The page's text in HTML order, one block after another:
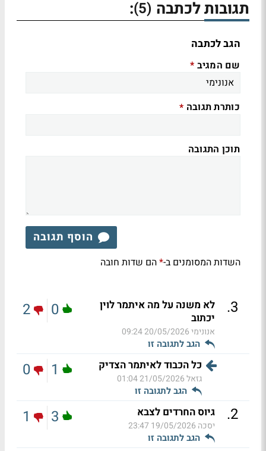
תגובות לכתבה (5)
:
הגב לכתבה
שם המגיב *
כותרת תגובה *
תוכן התגובה
הוסף תגובה
השדות המסומנים ב-*הם שדות חובה
3
.
לא משנה על מה איתמר לוין
יכתוב
אנונימי20/05/2026 09:24
הגב לתגובה זו
0
2
כל הכבוד לאיתמר הצדיק
גזאל21/05/2026 01:04
הגב לתגובה זו
1
0
2
. גיוס החרדים לצבא
יסכה 19/05/2026 23:47
הגב לתגובה זו
3
1